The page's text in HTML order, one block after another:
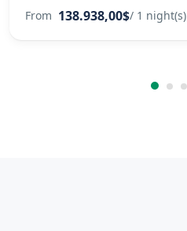
From 138.938,00$/ 1 night(s)